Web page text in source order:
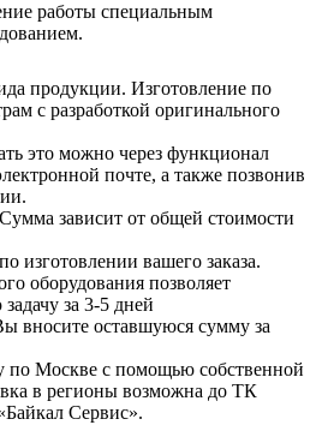
работы специальным
продукции. Изготовление по
с разработкой оригинального
это можно через функционал
почте, а также позвонив
зависит от общей стоимости
изготовлении вашего заказа.
оборудования позволяет
за 3-5 дней
вносите оставшуюся сумму за
по Москве с помощью собственной
в регионы возможна до ТК
Сервис».